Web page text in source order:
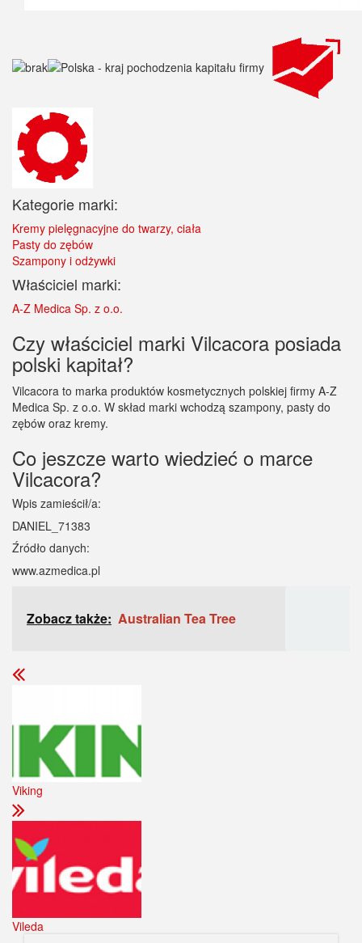
Kategorie marki:
Kremy pielęgnacyjne do twarzy, ciała
Pasty do zębów
Szampony i odżywki
Właściciel marki:
A-Z Medica Sp. z o.o.
Czy właściciel marki Vilcacora posiada
polski kapitał?
Vilcacora to marka produktów kosmetycznych polskiej firmy A-Z
Medica Sp. z o.o. W skład marki wchodzą szampony, pasty do
zębów oraz kremy.
Co jeszcze warto wiedzieć o marce
Vilcacora?
Wpis zamieścił/a:
DANIEL_71383
Źródło danych:
www.azmedica.pl
Zobacz także: Australian Tea Tree
Viking
Vileda